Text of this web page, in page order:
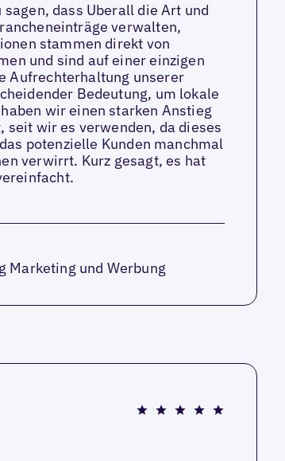
dass Uberall die Art und
verwalten,
stammen direkt von
und sind auf einer einzigen
Aufrechterhaltung unserer
Bedeutung, um lokale
wir einen starken Anstieg
seit wir es verwenden, da dieses
potenzielle Kunden manchmal
verwirrt. Kurz gesagt, es hat
Marketing und Werbung